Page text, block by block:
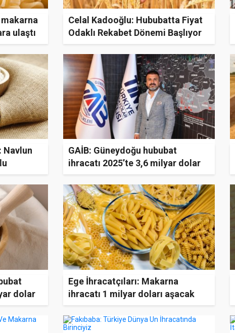
ulaştı
Celal Kadooğlu: Hububatta Fiyat
Odaklı Rekabet Dönemi Başlıyor
Navlun
GAİB: Güneydoğu hububat
ihracatı 2025’te 3,6 milyar dolar
dolar
Ege İhracatçıları: Makarna
ihracatı 1 milyar doları aşacak